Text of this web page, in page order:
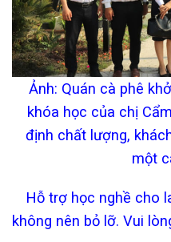
Ảnh: Quán cà phê
khóa học của chị
định chất lượng,
một
Hỗ trợ học nghề cho
không nên bỏ lỡ. Vui